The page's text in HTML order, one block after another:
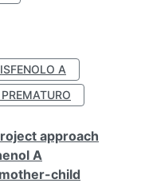
A
approach
A
child